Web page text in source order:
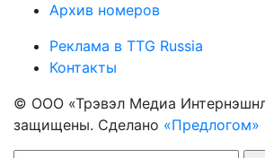
Архив номеров
Реклама в TTG Russia
Контакты
© ООО «Трэвэл Медиа
защищены. Сделано «Предлогом»